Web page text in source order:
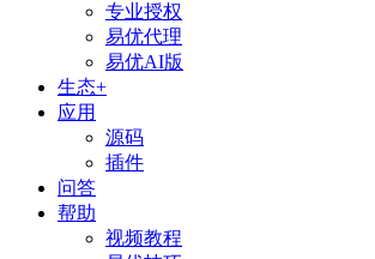
专业授权
易优代理
易优AI版
生态+
应用
源码
插件
问答
帮助
视频教程